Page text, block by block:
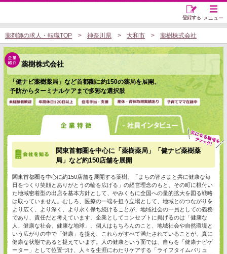
メニュー
登録する
薬剤師の求人・転職TOP 神奈川県 大和市 薬樹株式会社
薬樹株式会社
「健ナビ薬樹薬局」など首都圏に約150の薬局を展開。
予防からターミナルケアまで多彩な選択肢
関東首都圏を中心に「薬樹薬局」「健ナビ薬樹薬
局」など約150店舗を展開
関東首都圏を中心に約150店舗を展開する薬樹。「まちの皆さまと共に健康な毎
日をつくり笑顔とありがとうの輪を広げる」の経営理念のもと、その町に根付い
た地域密着型の出店を基本方針として、やみくもに全国への量的拡大を図る戦略
は取っていません。むしろ、医療の一端を担う立場として、地域とのつながりを
より広く、より深く、より永く保ち続けることが、地域社会の一員としての義務
であり、責任だと考えています。企業としてコンセプトに掲げるのは「健康な
人、健康な社会、健康な地球」。個人はもちろんのこと、地域社会や自然環境と
いう広がりの中で「健康」を捉え、これらがすべて満たされていることが、真に
健康な状態であると捉えています。人の健康という面では、自らを「健康ナビゲ
ーター」として位置づけ、人々を生涯にわたりケアする「ライフタイムバリュ